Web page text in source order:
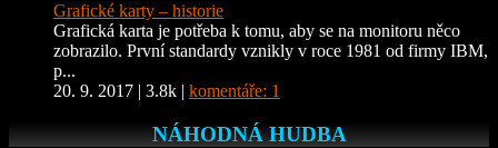
Grafické karty – historie
Grafická karta je potřeba k tomu, aby se na monitoru něco
zobrazilo. První standardy vznikly v roce 1981 od firmy IBM,
p...
20. 9. 2017 | 3.8k | komentáře: 1
NÁHODNÁ HUDBA